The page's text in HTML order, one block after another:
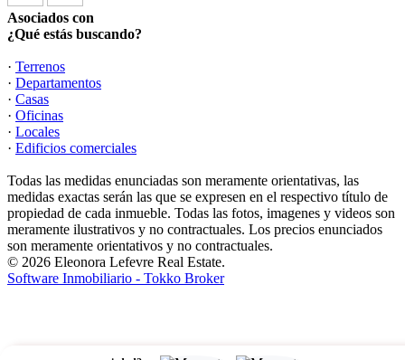
Asociados con
¿Qué estás buscando?
· Terrenos
· Departamentos
· Casas
· Oficinas
· Locales
· Edificios comerciales
Todas las medidas enunciadas son meramente orientativas, las
medidas exactas serán las que se expresen en el respectivo título de
propiedad de cada inmueble. Todas las fotos, imagenes y videos son
meramente ilustrativos y no contractuales. Los precios enunciados
son meramente orientativos y no contractuales.
© 2026 Eleonora Lefevre Real Estate.
Software Inmobiliario - Tokko Broker